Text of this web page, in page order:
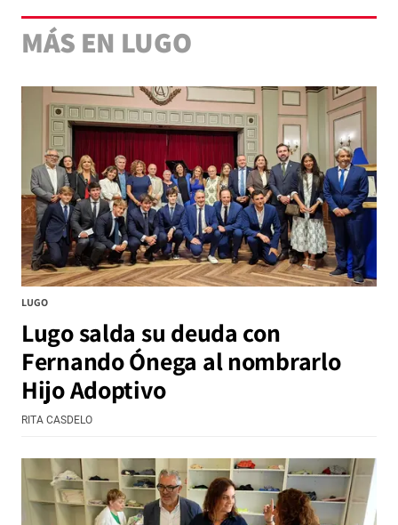
MÁS EN LUGO
LUGO
Lugo salda su deuda con
Fernando Ónega al nombrarlo
Hijo Adoptivo
RITA CASDELO